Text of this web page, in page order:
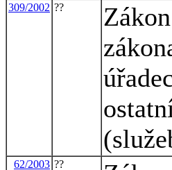
309/2002 ??
62/2003 ??